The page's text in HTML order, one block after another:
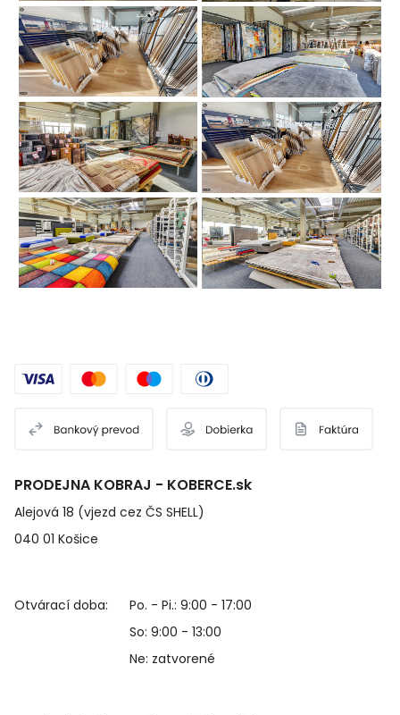
PRODEJNA KOBRAJ - KOBERCE.sk
Alejová 18 (vjezd cez ČS SHELL)
040 01 Košice
Otvárací doba:
Po. - Pi.: 9:00 - 17:00
So: 9:00 - 13:00
Ne: zatvorené